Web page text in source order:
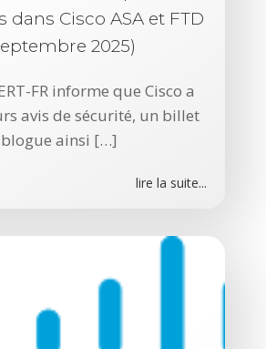
dans Cisco ASA et FTD
2025)
FR informe que Cisco a
avis de sécurité, un billet
ainsi […]
lire la suite...